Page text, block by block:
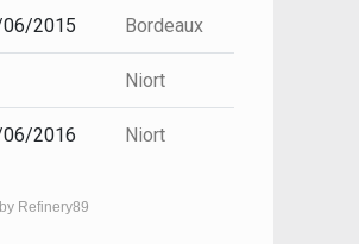
2015 Bordeaux
Niort
2016 Niort
Refinery89